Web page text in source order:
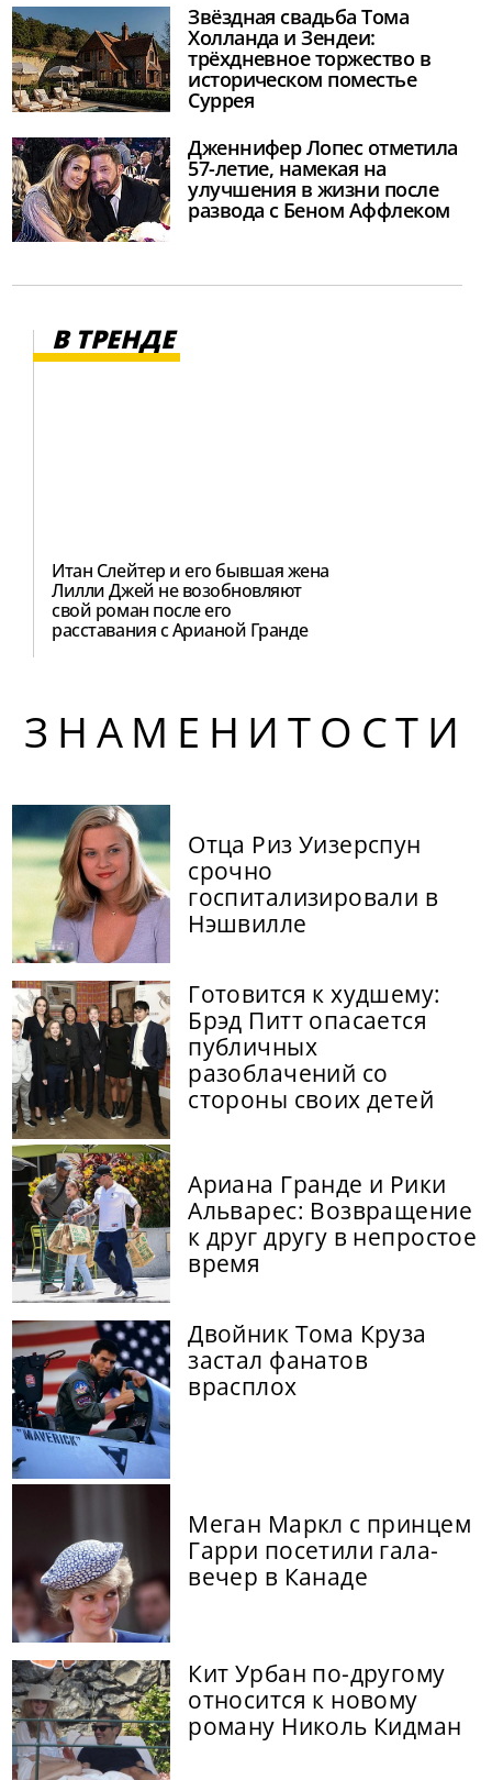
Звёздная свадьба Тома
Холланда и Зендеи:
трёхдневное торжество в
историческом поместье
Суррея
Дженнифер Лопес отметила
57-летие, намекая на
улучшения в жизни после
развода с Беном Аффлеком
В ТРЕНДЕ
Итан Слейтер и его бывшая жена
Лилли Джей не возобновляют
свой роман после его
расставания с Арианой Гранде
ЗНАМЕНИТОСТИ
Отца Риз Уизерспун
срочно
госпитализировали в
Нэшвилле
Готовится к худшему:
Брэд Питт опасается
публичных
разоблачений со
стороны своих детей
Ариана Гранде и Рики
Альварес: Возвращение
к друг другу в непростое
время
Двойник Тома Круза
застал фанатов
врасплох
Меган Маркл с принцем
Гарри посетили гала-
вечер в Канаде
Кит Урбан по-другому
относится к новому
роману Николь Кидман